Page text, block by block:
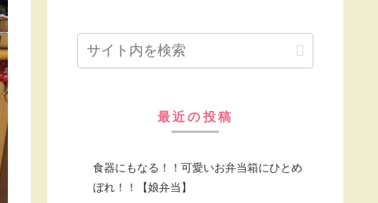
最近の投稿
食器にもなる！！可愛いお弁当箱にひとめ
ぼれ！！【娘弁当】